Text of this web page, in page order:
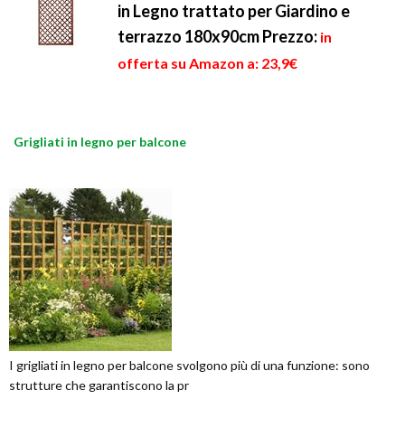
in Legno trattato per Giardino e
terrazzo 180x90cmPrezzo: in
offerta su Amazon a: 23,9€
Grigliati in legno per balcone
I grigliati in legno per balcone svolgono più di una funzione: sono
strutture che garantiscono la pr